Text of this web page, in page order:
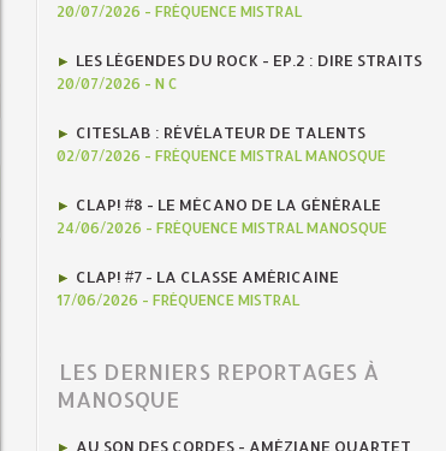
20/07/2026 - FRÉQUENCE MISTRAL
LES LÉGENDES DU ROCK - EP.2 : DIRE STRAITS
20/07/2026 - N C
CITESLAB : RÉVÉLATEUR DE TALENTS
02/07/2026 - FRÉQUENCE MISTRAL MANOSQUE
CLAP! #8 - LE MÉCANO DE LA GÉNÉRALE
24/06/2026 - FRÉQUENCE MISTRAL MANOSQUE
CLAP! #7 - LA CLASSE AMÉRICAINE
17/06/2026 - FRÉQUENCE MISTRAL
LES DERNIERS REPORTAGES À
MANOSQUE
AU SON DES CORDES - AMÉZIANE QUARTET